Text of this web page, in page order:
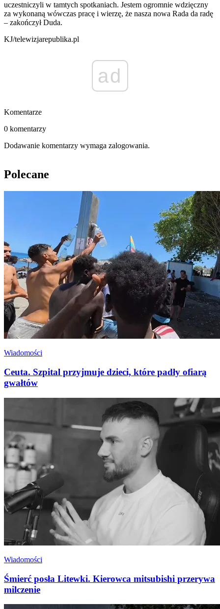
uczestniczyli w tamtych spotkaniach. Jestem ogromnie wdzięczny
za wykonaną wówczas pracę i wierzę, że nasza nowa Rada da radę
– zakończył Duda.
KJ/telewizjarepublika.pl
ad
Komentarze
0 komentarzy
Dodawanie komentarzy wymaga zalogowania.
Polecane
Wiadomości
Ceuta. Szpital przyjmuje dzieci, które padły ofiarą
gwałtów
Wiadomości
Śmierć posła Litewki. Kierowca mitsubishi przerywa
milczenie